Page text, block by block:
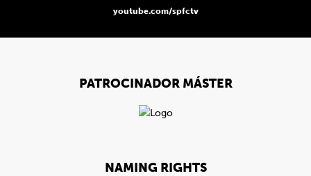
youtube.com/spfctv
PATROCINADOR MÁSTER
NAMING RIGHTS